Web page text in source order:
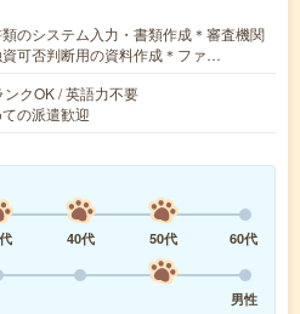
のシステム入力・書類作成＊審査機関
可否判断用の資料作成＊ファ…
クOK / 英語力不要
の派遣歓迎
40代 50代
60代
男性